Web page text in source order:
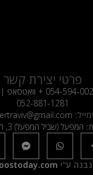
פרטי יצירת קשר
054-594-
+
052-881-1281
המפעל (שביל המפעל) 3, תל אביב
נבנה ע"י